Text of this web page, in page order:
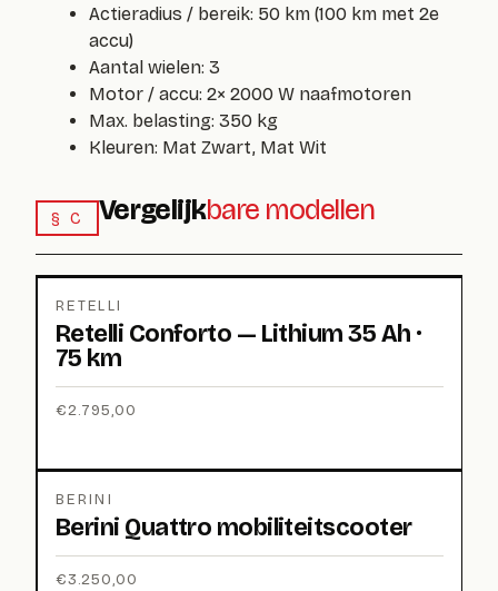
Actieradius / bereik: 50 km (100 km met 2e
accu)
Aantal wielen: 3
Motor / accu: 2× 2000 W naafmotoren
Max. belasting: 350 kg
Kleuren: Mat Zwart, Mat Wit
§ C Vergelijkbare modellen
RETELLI
Retelli Conforto — Lithium 35 Ah ·
75 km
€2.795,00
BERINI
Berini Quattro mobiliteitscooter
€3.250,00